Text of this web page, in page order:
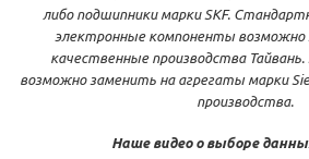
либо подшипники марки SKF.
электронные компоненты возможно
качественные производства
возможно заменить на агрегаты марки
производства.
Наше видео о выборе